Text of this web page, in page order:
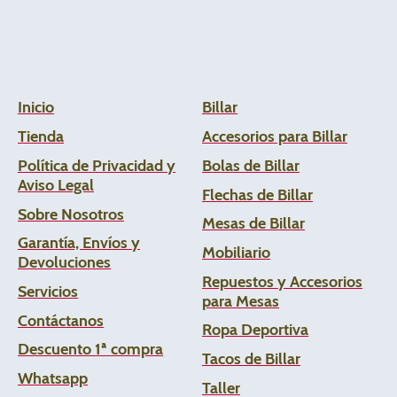
Inicio
Tienda
Política de Privacidad y
Aviso Legal
Sobre Nosotros
Garantía, Envíos y
Devoluciones
Servicios
Contáctanos
Descuento 1ª compra
Whatsapp
Billar
Accesorios para Billar
Bolas de Billar
Flechas de Billar
Mesas de Billar
Mobiliario
Repuestos y Accesorios
para Mesas
Ropa Deportiva
Tacos de Billar
Taller